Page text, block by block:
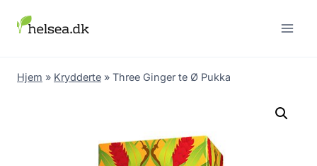
Hjem » Krydderte » Three Ginger te Ø Pukka